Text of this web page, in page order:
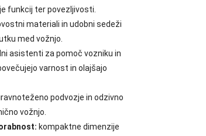
funkcij ter povezljivosti.
materiali in udobni sedeži
med vožnjo.
asistenti za pomoč vozniku in
varnost in olajšajo
podvozje in odzivno
vožnjo.
kompaktne dimenzije